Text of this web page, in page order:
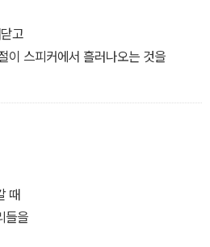
분
고
이 스피커에서 흘러나오는 것을
맨 뒷부분에선
되고
때
들을